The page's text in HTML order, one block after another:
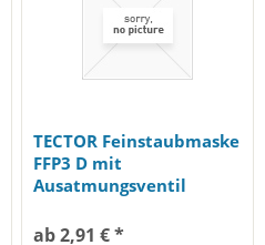
TECTOR Feinstaubmaske
FFP3 D mit
Ausatmungsventil
ab 2,91 € *